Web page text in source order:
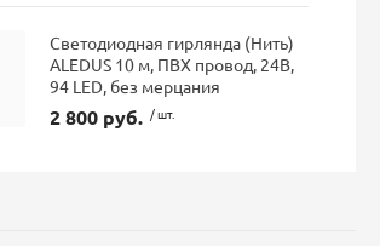
Светодиодная гирлянда (Нить)
ALEDUS 10 м, ПВХ провод, 24В,
94 LED, без мерцания
2 800 руб. / шт.